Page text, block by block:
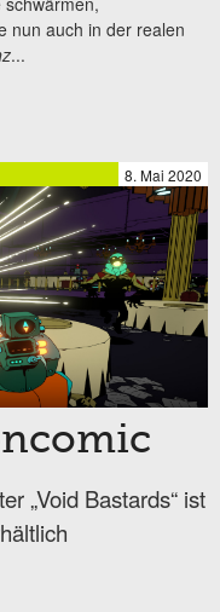
nun auch in der realen
...
8. Mai 2020
„Void Bastards“ ist